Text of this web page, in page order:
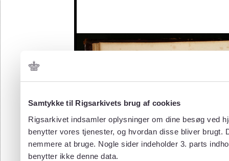
Samtykke til Rigsarkivets brug af cookies
Rigsarkivet indsamler oplysninger om dine besøg ved
benytter vores tjenester, og hvordan disse bliver
nemmere at bruge. Nogle sider indeholder 3. parts
benytter ikke denne data.